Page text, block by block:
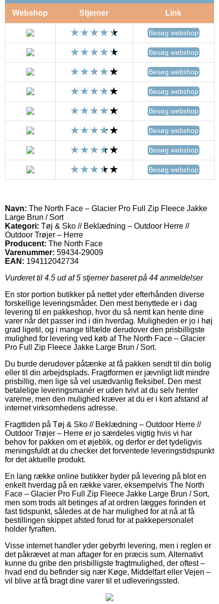
Webshop Stjerner Link
Besøg webshop
Besøg webshop
Besøg webshop
Besøg webshop
Besøg webshop
Besøg webshop
Besøg webshop
Besøg webshop
Navn: The North Face – Glacier Pro Full Zip Fleece Jakke
Large Brun / Sort
Kategori: Tøj & Sko // Beklædning – Outdoor Herre //
Outdoor Trøjer – Herre
Producent: The North Face
Varenummer: 59434-29009
EAN: 194112042734
Vurderet til 4.5 ud af 5 stjerner baseret på 44 anmeldelser
En stor portion butikker på nettet yder efterhånden diverse
forskellige leveringsmåder. Den mest benyttede er i dag
levering til en pakkeshop, hvor du så nemt kan hente dine
varer når det passer ind i din hverdag. Muligheden er jo i høj
grad ligetil, og i mange tilfælde derudover den prisbilligste
mulighed for levering ved køb af The North Face – Glacier
Pro Full Zip Fleece Jakke Large Brun / Sort.
Du burde derudover påtænke at få pakken sendt til din bolig
eller til din arbejdsplads. Fragtformen er jævnligt lidt mindre
prisbillig, men lige så vel usædvanlig fleksibel. Den mest
betalelige leveringsmanér er uden tvivl at du selv henter
varerne, men den mulighed kræver at du er i kort afstand af
internet virksomhedens adresse.
Fragttiden på Tøj & Sko // Beklædning – Outdoor Herre //
Outdoor Trøjer – Herre er jo særdeles vigtig hvis vi har
behov for pakken om et øjeblik, og derfor er det tydeligvis
meningsfuldt at du checker det forventede leveringstidspunkt
for det aktuelle produkt.
En lang række online butikker byder på levering på blot en
enkelt hverdag på en række varer, eksempelvis The North
Face – Glacier Pro Full Zip Fleece Jakke Large Brun / Sort,
men som trods alt betinges af at ordren lægges forinden et
fast tidspunkt, således at de har mulighed for at nå at få
bestillingen skippet afsted forud for at pakkepersonalet
holder fyraften.
Visse internet handler yder gebyrfri levering, men i reglen er
det påkrævet at man aftager for en præcis sum. Alternativt
kunne du gribe den prisbilligste fragtmulighed, der oftest –
hvad end du befinder sig nær Køge, Middelfart eller Vejen –
vil blive at få bragt dine varer til et udleveringssted.